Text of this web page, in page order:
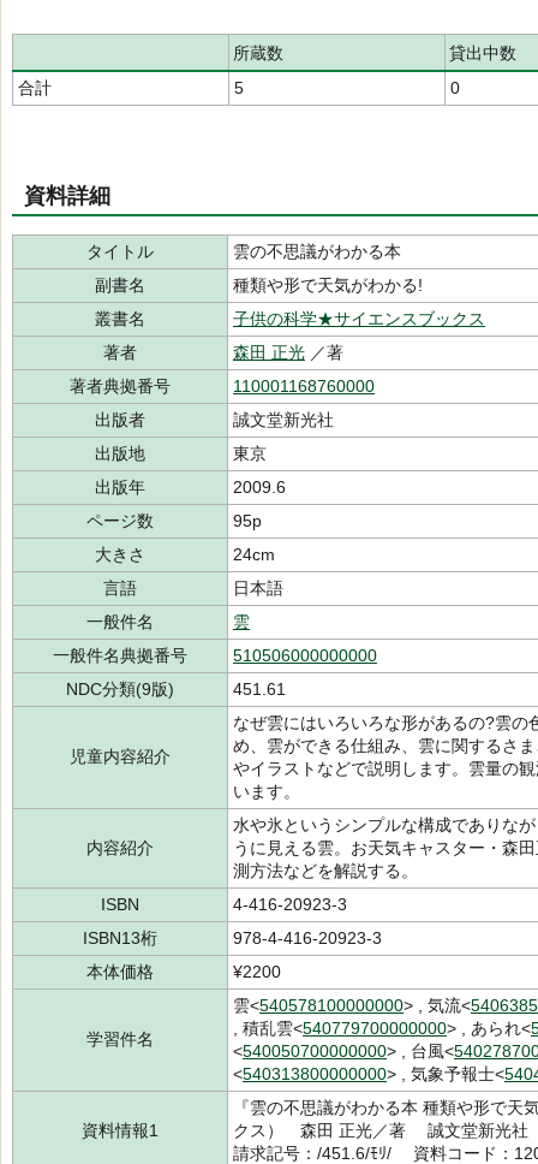
所蔵数
貸出中数
合計
5 0
資料詳細
タイトル
雲の不思議がわかる本
副書名
種類や形で天気がわかる!
叢書名
子供の科学★サイエンスブックス
著者
森田 正光 ／著
著者典拠番号
110001168760000
出版者
誠文堂新光社
出版地
東京
出版年
2009.6
ページ数
95p
大きさ
24cm
言語
日本語
一般件名
雲
一般件名典拠番号
510506000000000
NDC分類(9版)
451.61
児童内容紹介
なぜ雲にはいろいろな形があるの?雲
め、雲ができる仕組み、雲に関するさ
やイラストなどで説明します。雲量の
います。
内容紹介
水や氷というシンプルな構成でありな
うに見える雲。お天気キャスター・森
測方法などを解説する。
ISBN
4-416-20923-3
ISBN13桁
978-4-416-20923-3
本体価格
¥2200
学習件名
雲<540578100000000> , 気流<
, 積乱雲<540779700000000> , あられ<
<540050700000000> , 台風<
<540313800000000> , 気象予報士<
資料情報1
『雲の不思議がわかる本 種類や形で
クス） 森田 正光／著 誠文堂新光社
請求記号：/451.6/ﾓﾘ/ 資料コード：